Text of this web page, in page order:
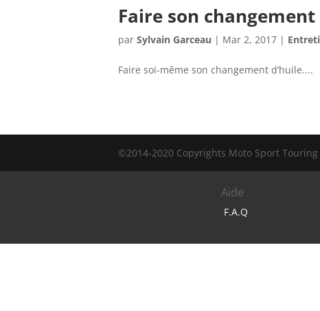
Faire son changement
par Sylvain Garceau | Mar 2, 2017 |
Faire soi-même son changement d’huile....
©2014-2020 Copyrights Moto Sport
Aide
F.A.Q